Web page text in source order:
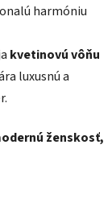
harmóniu
kvetinovú vôňu
luxusnú a
ženskosť,